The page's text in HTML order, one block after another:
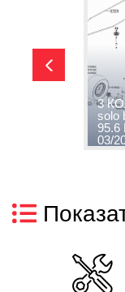
3
solo
95.6
03/